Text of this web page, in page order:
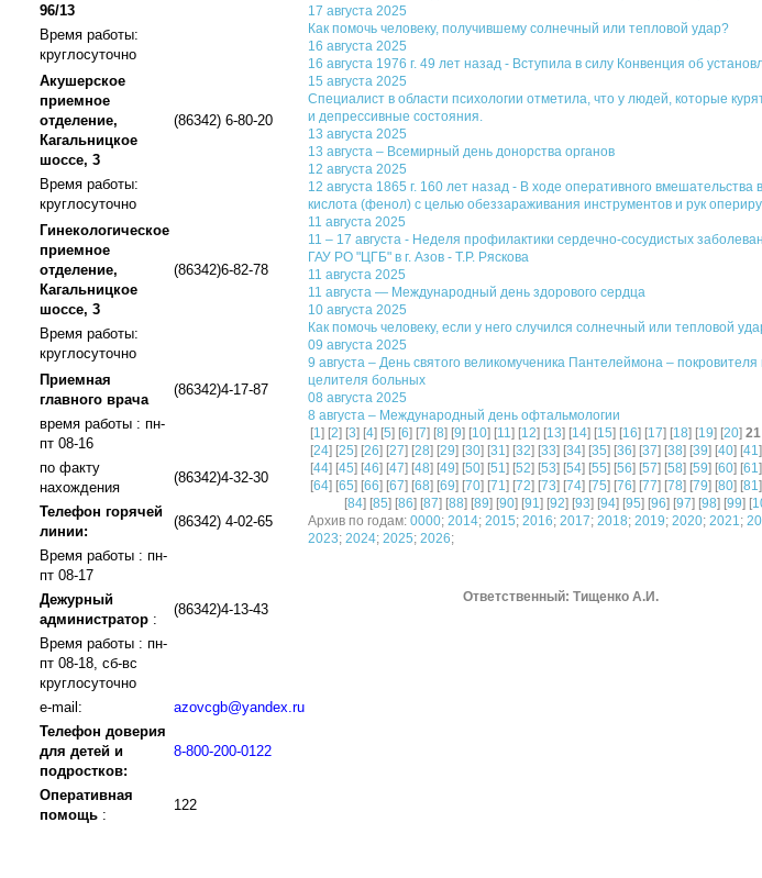
96/13
Время работы:
круглосуточно
Акушерское
приемное
отделение,
Кагальницкое
шоссе, 3
(86342) 6-80-20
Время работы:
круглосуточно
Гинекологическое
приемное
отделение,
Кагальницкое
шоссе, 3
(86342)6-82-78
Время работы:
круглосуточно
Приемная
главного врача
(86342)4-17-87
время работы : пн-
пт 08-16
по факту
нахождения
(86342)4-32-30
Телефон горячей
линии:
(86342) 4-02-65
Время работы : пн-
пт 08-17
Дежурный
администратор :
(86342)4-13-43
Время работы : пн-
пт 08-18, сб-вс
круглосуточно
e-mail:
azovcgb@yandex.ru
Телефон доверия
для детей и
подростков:
8-800-200-0122
Оперативная
помощь :
122
17 августа 2025
Как помочь человеку, получившему солнечный или тепловой удар?
16 августа 2025
16 августа 1976 г. 49 лет назад - Вступила в силу Конвенция об
15 августа 2025
Специалист в области психологии отметила, что у людей, которые
и депрессивные состояния.
13 августа 2025
13 августа – Всемирный день донорства органов
12 августа 2025
12 августа 1865 г. 160 лет назад - В ходе оперативного
кислота (фенол) с целью обеззараживания инструментов и рук
11 августа 2025
11 – 17 августа - Неделя профилактики сердечно-сосудистых
ГАУ РО "ЦГБ" в г. Азов - Т.Р. Ряскова
11 августа 2025
11 августа — Международный день здорового сердца
10 августа 2025
Как помочь человеку, если у него случился солнечный или тепловой
09 августа 2025
9 августа – День святого великомученика Пантелеймона – покровителя
целителя больных
08 августа 2025
8 августа – Международный день офтальмологии
[1] [2] [3] [4] [5] [6] [7] [8] [9] [10] [11] [12] [13] [14] [15] [16] [17] [18] [19] [20] 21
[24] [25] [26] [27] [28] [29] [30] [31] [32] [33] [34] [35] [36] [37] [38] [39] [40] [41
[44] [45] [46] [47] [48] [49] [50] [51] [52] [53] [54] [55] [56] [57] [58] [59] [60] [61
[64] [65] [66] [67] [68] [69] [70] [71] [72] [73] [74] [75] [76] [77] [78] [79] [80] [81
[84] [85] [86] [87] [88] [89] [90] [91] [92] [93] [94] [95] [96] [97] [98] [99] [
Архив по годам: 0000; 2014; 2015; 2016; 2017; 2018; 2019; 2020; 2021;
2023; 2024; 2025; 2026;
Ответственный: Тищенко А.И.